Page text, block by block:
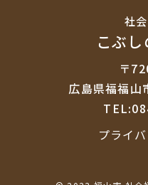
社
こぶ
〒
広島県福福山
プライ